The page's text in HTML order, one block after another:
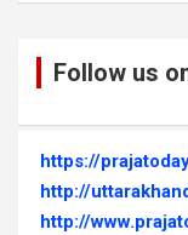
Follow us
https://
http://
http://